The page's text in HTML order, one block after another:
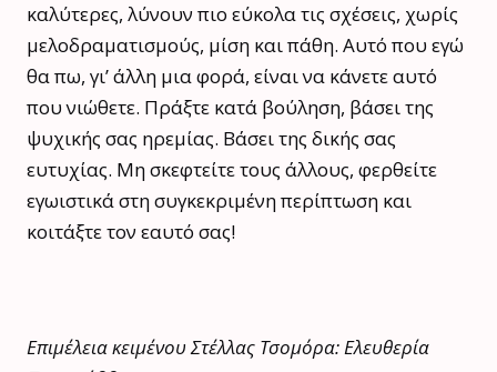
καλύτερες, λύνουν πιο εύκολα τις σχέσεις, χωρίς
μελοδραματισμούς, μίση και πάθη. Αυτό που εγώ
θα πω, γι’ άλλη μια φορά, είναι να κάνετε αυτό
που νιώθετε. Πράξτε κατά βούληση, βάσει της
ψυχικής σας ηρεμίας. Βάσει της δικής σας
ευτυχίας. Μη σκεφτείτε τους άλλους, φερθείτε
εγωιστικά στη συγκεκριμένη περίπτωση και
κοιτάξτε τον εαυτό σας!
Επιμέλεια κειμένου Στέλλας Τσομόρα: Ελευθερία